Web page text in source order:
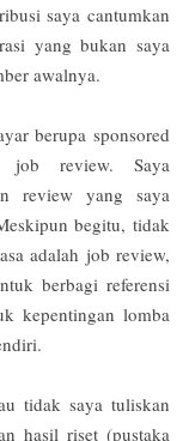
saya cantumkan
yang bukan saya
awalnya.
berupa sponsored
job review.
Saya
review yang saya
begitu, tidak
adalah job review,
berbagi referensi
kepentingan lomba
tidak saya tuliskan
hasil riset (pustaka